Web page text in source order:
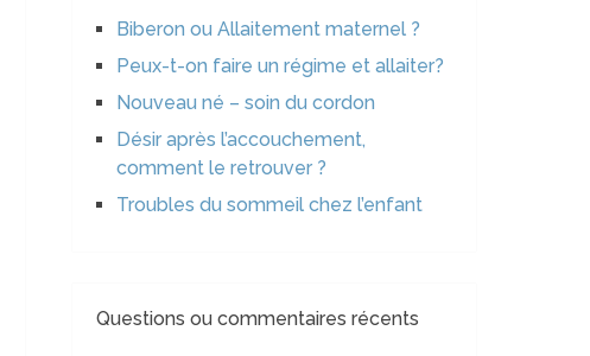
Biberon ou Allaitement maternel ?
Peux-t-on faire un régime et allaiter?
Nouveau né – soin du cordon
Désir après l’accouchement,
comment le retrouver ?
Troubles du sommeil chez l’enfant
Questions ou commentaires récents